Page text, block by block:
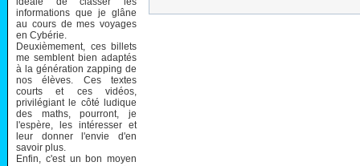
informations que je glâne
au cours de mes voyages
en Cybérie.
Deuxièmement, ces billets
me semblent bien adaptés
à la génération zapping de
nos élèves. Ces textes
courts et ces vidéos,
privilégiant le côté ludique
des maths, pourront, je
l'espère, les intéresser et
leur donner l'envie d'en
savoir plus.
Enfin, c'est un bon moyen